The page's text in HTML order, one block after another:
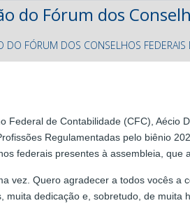
do Fórum dos
FÓRUM DOS CONSELHOS FEDERAIS
Federal de Contabilidade (CFC), Aécio
Regulamentadas pelo biênio
federais presentes à assembleia, que
vez. Quero agradecer a todos vocês a
muita dedicação e, sobretudo, de muita